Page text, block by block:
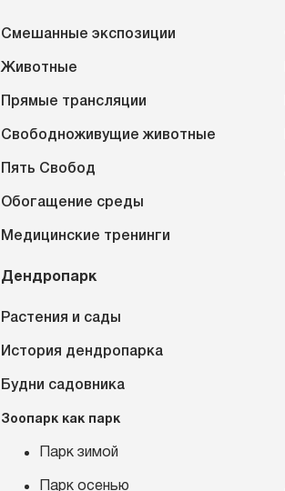
Смешанные экспозиции
Животные
Прямые трансляции
Свободноживущие животные
Пять Свобод
Обогащение среды
Медицинские тренинги
Дендропарк
Растения и сады
История дендропарка
Будни садовника
Зоопарк как парк
Парк зимой
Парк осенью